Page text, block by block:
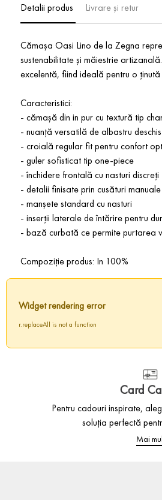
Detalii produs Livrare și retur
Cămașa Oasi Lino de la Zegna
sustenabilitate și măiestrie
excelentă, fiind ideală pentru o
Caracteristici:
- cămașă din in pur cu textură tip
- nuanță versatilă de albastru deschis
- croială regular fit pentru confort
- guler sofisticat tip one-piece
- închidere frontală cu nasturi discreți
- detalii finisate prin cusături manuale
- manșete standard cu nasturi
- inserții laterale de întărire pentru
- bază curbată ce permite purtarea
Compoziție produs: In 100%
Widget rendering error
r.replaceAll is not a function
Card
Pentru cadouri inspirate,
soluția perfectă
Mai